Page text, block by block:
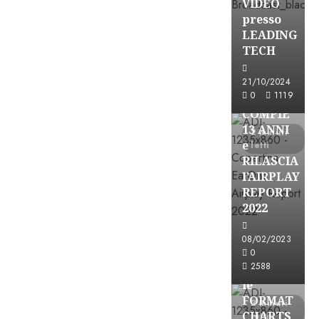
VIDEO
presso
LEADING
TECH
21/10/2024
0
1119
2 minuti
letti
Partnership
EARONE
COMPIE
13 ANNI
e
RILASCIA
l’AIRPLAY
REPORT
2022
08/02/2023
0
2588
3 minuti
letti
Partnership
le
FORMAT